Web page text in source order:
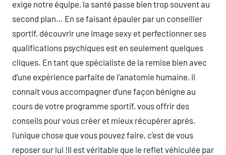
exige notre équipe, la santé passe bien trop souvent au
second plan… En se faisant épauler par un conseiller
sportif, découvrir une image sexy et perfectionner ses
qualifications psychiques est en seulement quelques
cliques. En tant que spécialiste de la remise bien avec
d’une expérience parfaite de l’anatomie humaine, il
connait vous accompagner d’une façon bénigne au
cours de votre programme sportif, vous offrir des
conseils pour vous créer et mieux récupérer après.
l’unique chose que vous pouvez faire, c’est de vous
reposer sur lui !Il est véritable que le reflet véhiculée par